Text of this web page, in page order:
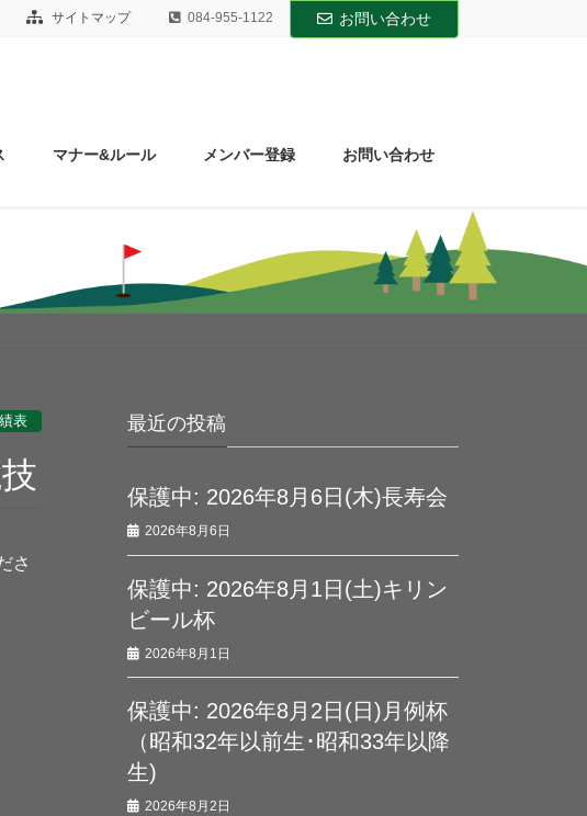
サイトマップ 084-955-1122 お問い合わせ
マナー&ルール メンバー登録 お問い合わせ
表
さ
最近の投稿
保護中: 2026年8月6日(木)長寿会
2026年8月6日
保護中: 2026年8月1日(土)キリン
ビール杯
2026年8月1日
保護中: 2026年8月2日(日)月例杯
（昭和32年以前生･昭和33年以降
生)
2026年8月2日